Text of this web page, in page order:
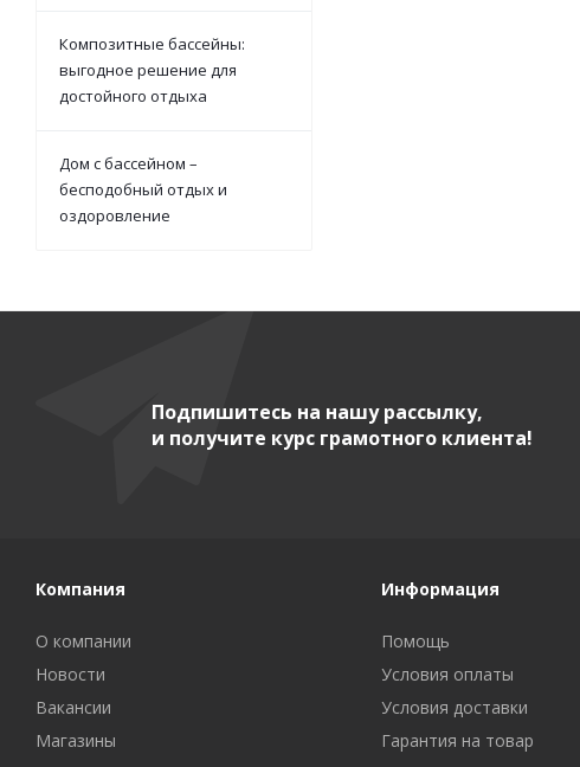
Композитные бассейны:
выгодное решение для
достойного отдыха
Дом с бассейном –
бесподобный отдых и
оздоровление
Подпишитесь на нашу рассылку,
и получите курс грамотного клиента!
Компания
О компании
Новости
Вакансии
Магазины
Информация
Помощь
Условия оплаты
Условия доставки
Гарантия на товар